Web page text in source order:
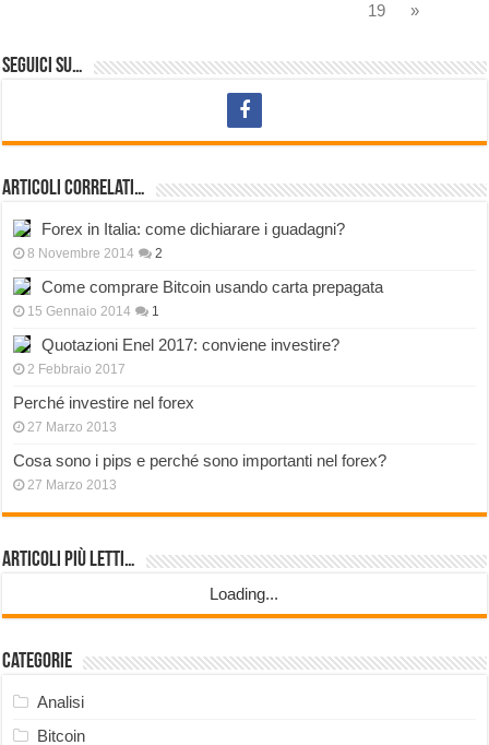
19
»
Seguici su…
Articoli correlati…
Forex in Italia: come dichiarare i guadagni?
8 Novembre 2014 2
Come comprare Bitcoin usando carta prepagata
15 Gennaio 2014 1
Quotazioni Enel 2017: conviene investire?
2 Febbraio 2017
Perché investire nel forex
27 Marzo 2013
Cosa sono i pips e perché sono importanti nel forex?
27 Marzo 2013
Articoli più Letti…
Loading...
Categorie
Analisi
Bitcoin